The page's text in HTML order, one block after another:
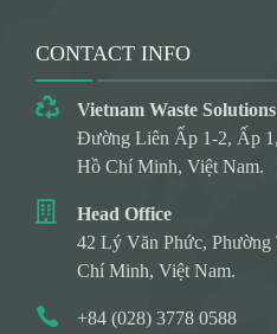
CONTACT INFO
Vietnam Waste Solutions
Đường Liên Ấp 1-2, Ấp
Hồ Chí Minh, Việt Nam.
Head Office
42 Lý Văn Phức,
Chí Minh, Việt Nam.
+84 (028) 3778 0588